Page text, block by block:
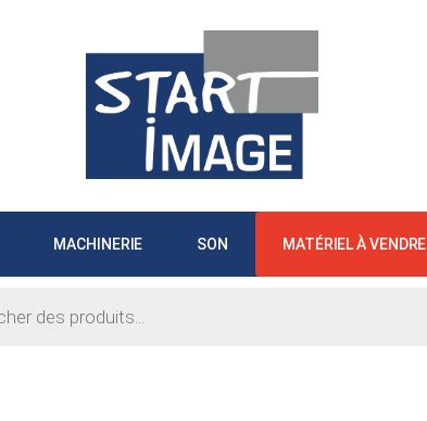
MACHINERIE SON MATÉRIEL À VENDRE